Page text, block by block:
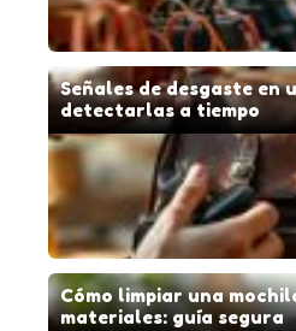
Señales de desgaste en
detectarlas a tiempo
Cómo limpiar una
materiales: guía segura